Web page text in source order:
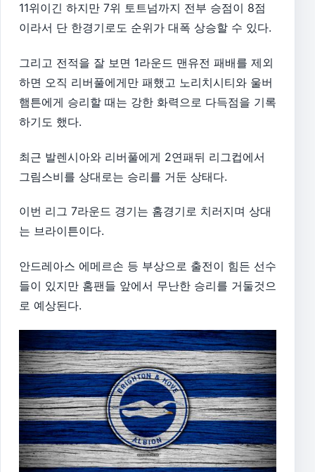
11위이긴 하지만 7위 토트넘까지 전부 승점이 8점
이라서 단 한경기로도 순위가 대폭 상승할 수 있다.
그리고 전적을 잘 보면 1라운드 맨유전 패배를 제외
하면 오직 리버풀에게만 패했고 노리치시티와 울버
햄튼에게 승리할 때는 강한 화력으로 다득점을 기록
하기도 했다.
최근 발렌시아와 리버풀에게 2연패뒤 리그컵에서
그림스비를 상대로는 승리를 거둔 상태다.
이번 리그 7라운드 경기는 홈경기로 치러지며 상대
는 브라이튼이다.
안드레아스 에메르손 등 부상으로 출전이 힘든 선수
들이 있지만 홈팬들 앞에서 무난한 승리를 거둘것으
로 예상된다.